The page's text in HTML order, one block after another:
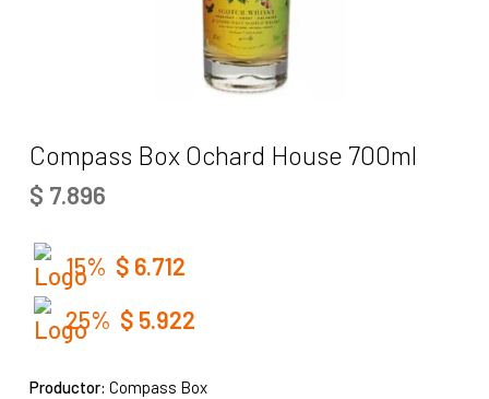
Compass Box Ochard House 700ml
$ 7.896
15% $ 6.712
25% $ 5.922
Productor: Compass Box